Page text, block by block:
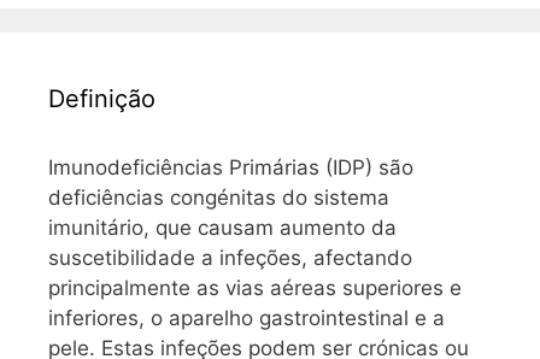
Definição
Imunodeficiências Primárias (IDP) são
deficiências congénitas do sistema
imunitário, que causam aumento da
suscetibilidade a infeções, afectando
principalmente as vias aéreas superiores e
inferiores, o aparelho gastrointestinal e a
pele. Estas infeções podem ser crónicas ou